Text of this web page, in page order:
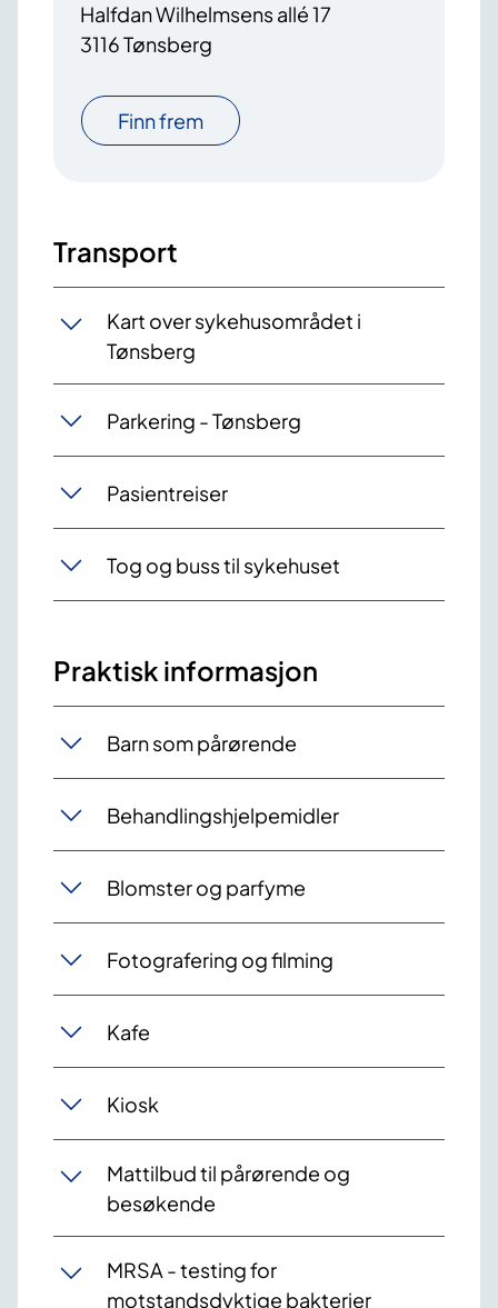
Halfdan Wilhelmsens allé 17
3116 Tønsberg
Finn frem
Transport
Kart over sykehusområdet i
Tønsberg
Parkering - Tønsberg
Pasientreiser
Tog og buss til sykehuset
Praktisk informasjon
Barn som pårørende
Behandlingshjelpemidler
Blomster og parfyme
Fotografering og filming
Kafe
Kiosk
Mattilbud til pårørende og
besøkende
MRSA - testing for
motstandsdyktige bakterier